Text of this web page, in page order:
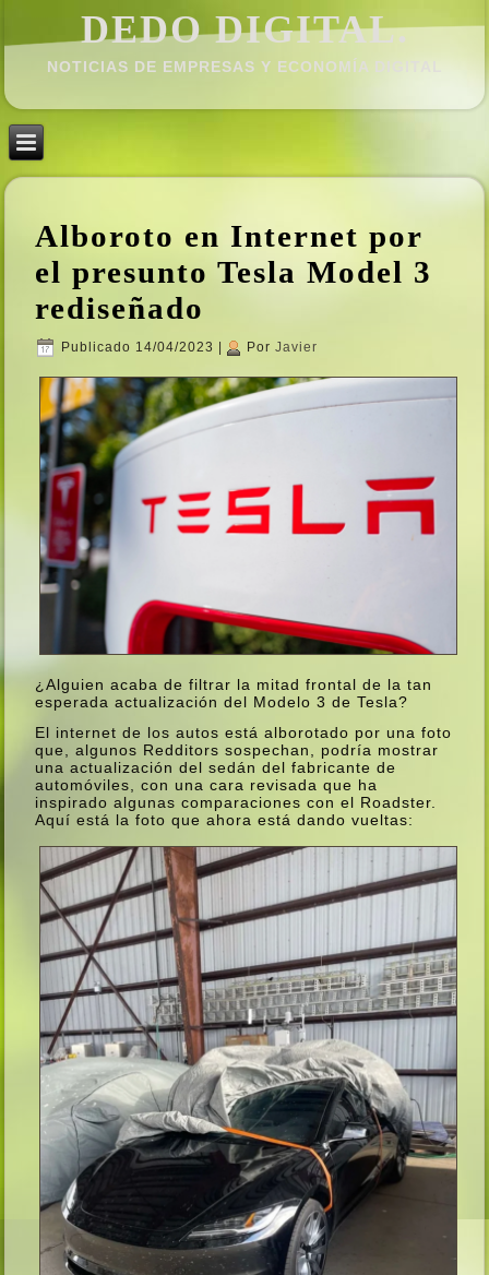
DEDO DIGITAL.
NOTICIAS DE EMPRESAS Y ECONOMÍ­A DIGITAL
Alboroto en Internet por
el presunto Tesla Model 3
rediseñado
Publicado 14/04/2023 Por Javier
¿Alguien acaba de filtrar la mitad frontal de la tan
esperada actualización del Modelo 3 de Tesla?
El internet de los autos está alborotado por una foto
que, algunos Redditors sospechan, podrí­a mostrar
una actualización del sedán del fabricante de
automóviles, con una cara revisada que ha
inspirado algunas comparaciones con el Roadster.
Aquí­ está la foto que ahora está dando vueltas: